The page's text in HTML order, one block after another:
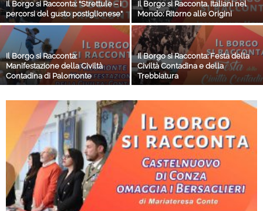
Il Borgo si Racconta: “Strettule – i
percorsi del gusto postiglionese”
Il Borgo si Racconta. Italiani nel
Mondo: Ritorno alle Origini
Il Borgo si Racconta:
Manifestazione della Civiltà
Contadina di Palomonte
Il Borgo si Racconta: Festa della
Civiltà Contadina e della
Trebbiatura